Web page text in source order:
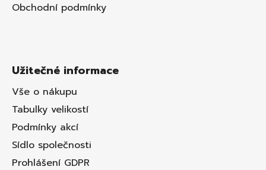
Obchodní podmínky
Užitečné informace
Vše o nákupu
Tabulky velikostí
Podmínky akcí
Sídlo společnosti
Prohlášení GDPR